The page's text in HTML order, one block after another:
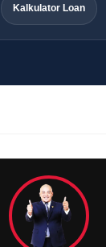
Kalkulator Loan